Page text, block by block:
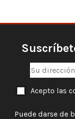
Acepto las
Puede darse de